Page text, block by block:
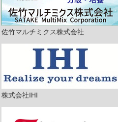
佐竹マルチミクス株式会社
株式会社IHI